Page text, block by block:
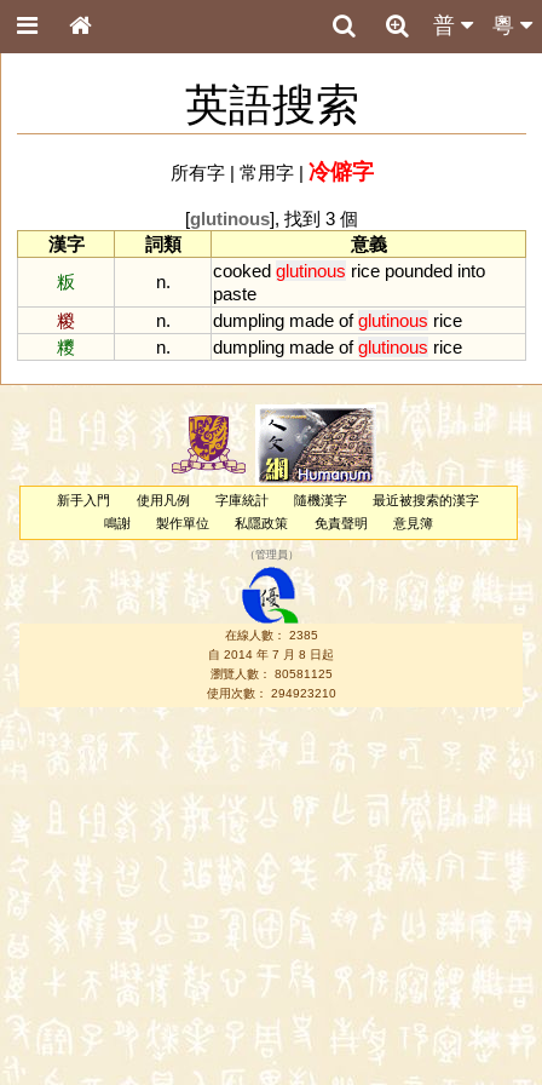
粵
普
英語搜索
所有字| 常用字| 冷僻字
[glutinous], 找到 3 個
漢字
詞類
意義
粄
n.
cooked glutinous rice pounded into
paste
糉
n. dumpling made of glutinous rice
糭
n. dumpling made of glutinous rice
新手入門 使用凡例 字庫統計 隨機漢字
最近被搜索的漢字
鳴謝
製作單位 私隱政策 免責聲明 意見簿
（管理員 ）
在線人數： 2385
自 2014 年 7 月 8 日起
瀏覽人數： 80581125
使用次數： 294923210